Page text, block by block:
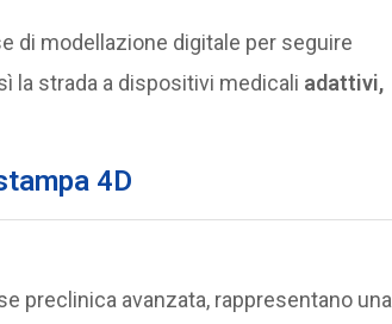
di modellazione digitale per seguire
la strada a dispositivi medicali adattivi,
4D
preclinica avanzata, rappresentano una